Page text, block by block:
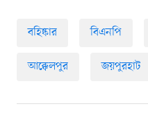
বহিষ্কার বিএনপি
আক্কেলপুর জয়পুরহাট